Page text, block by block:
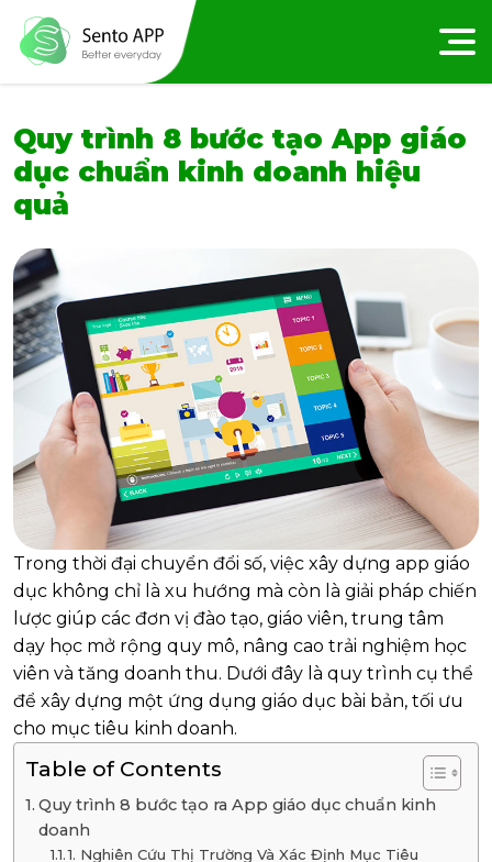
Quy trình 8 bước tạo App giáo
dục chuẩn kinh doanh hiệu
quả
Trong thời đại chuyển đổi số, việc xây dựng app giáo
dục không chỉ là xu hướng mà còn là giải pháp chiến
lược giúp các đơn vị đào tạo, giáo viên, trung tâm
dạy học mở rộng quy mô, nâng cao trải nghiệm học
viên và tăng doanh thu. Dưới đây là quy trình cụ thể
để xây dựng một ứng dụng giáo dục bài bản, tối ưu
cho mục tiêu kinh doanh.
Table of Contents
Quy trình 8 bước tạo ra App giáo dục chuẩn kinh
doanh
1. Nghiên Cứu Thị Trường Và Xác Định Mục Tiêu